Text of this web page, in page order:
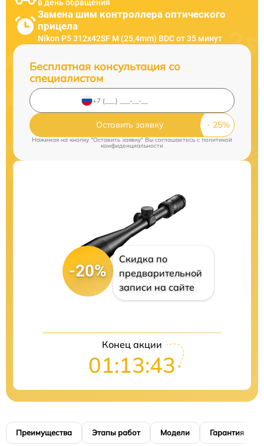
в день обращения
Замена шим контроллера оптического
прицела
Nikon P5 312x42SF M (25,4mm) BDC от 35 минут
Бесплатная консультация со
специалистом
Оставить заявку
Нажимая на кнопку "Оставить заявку" Вы соглашаетесь cполитикой
конфиденциальности
-20%
Скидка по
предварительной
записи на сайте
Конец акции
01:13:42
Преимущества Этапы работ Модели Гарантия